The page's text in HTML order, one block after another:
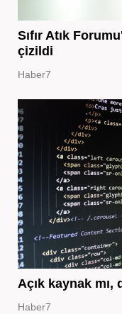
Sıfır Atık
çizildi
Haber7
Açık kaynak mı,
Haber7